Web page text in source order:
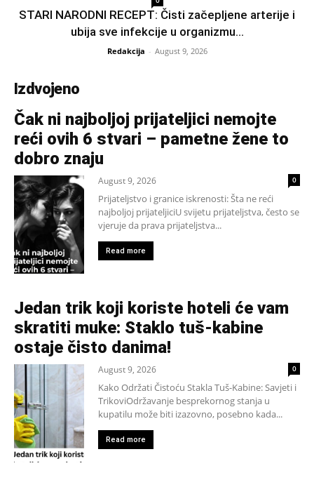
STARI NARODNI RECEPT: Čisti začepljene arterije i
ubija sve infekcije u organizmu…
Redakcija - August 9, 2026
Izdvojeno
Čak ni najboljoj prijateljici nemojte
reći ovih 6 stvari – pametne žene to
dobro znaju
August 9, 2026 0
Prijateljstvo i granice iskrenosti: Šta ne reći
najboljoj prijateljiciU svijetu prijateljstva, često se
vjeruje da prava prijateljstva...
Read more
Jedan trik koji koriste hoteli će vam
skratiti muke: Staklo tuš-kabine
ostaje čisto danima!
August 9, 2026 0
Kako Održati Čistoću Stakla Tuš-Kabine: Savjeti i
TrikoviOdržavanje besprekornog stanja u
kupatilu može biti izazovno, posebno kada...
Read more